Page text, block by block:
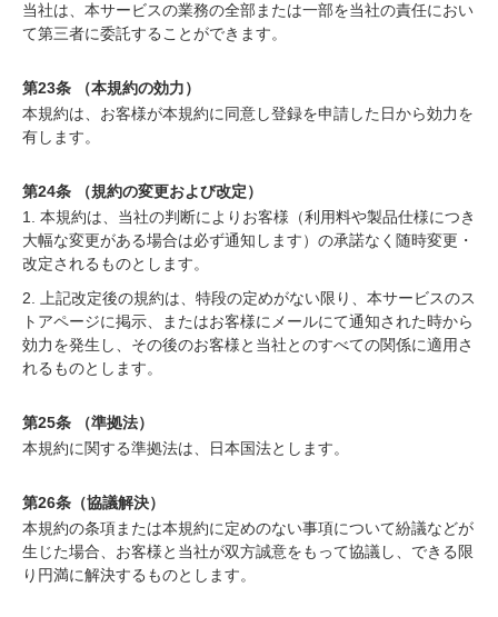
当社は、本サービスの業務の全部または一部を当社の責任におい
て第三者に委託することができます。
第23条 （本規約の効力）
本規約は、お客様が本規約に同意し登録を申請した日から効力を
有します。
第24条 （規約の変更および改定）
1. 本規約は、当社の判断によりお客様（利用料や製品仕様につき
大幅な変更がある場合は必ず通知します）の承諾なく随時変更・
改定されるものとします。
2. 上記改定後の規約は、特段の定めがない限り、本サービスのス
トアページに掲示、またはお客様にメールにて通知された時から
効力を発生し、その後のお客様と当社とのすべての関係に適用さ
れるものとします。
第25条 （準拠法）
本規約に関する準拠法は、日本国法とします。
第26条（協議解決）
本規約の条項または本規約に定めのない事項について紛議などが
生じた場合、お客様と当社が双方誠意をもって協議し、できる限
り円満に解決するものとします。